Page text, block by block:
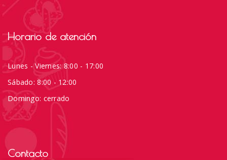
Horario de atención
Lunes - Viernes: 8:00 - 17:00
Sábado: 8:00 - 12:00
Domingo: cerrado
Contacto